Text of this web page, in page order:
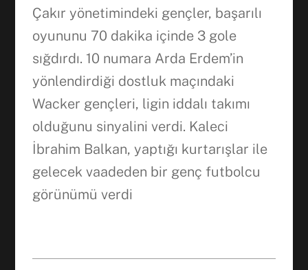
Çakır yönetimindeki gençler, başarılı
oyununu 70 dakika içinde 3 gole
sığdırdı. 10 numara Arda Erdem’in
yönlendirdiği dostluk maçındaki
Wacker gençleri, ligin iddalı takımı
olduğunu sinyalini verdi. Kaleci
İbrahim Balkan, yaptığı kurtarışlar ile
gelecek vaadeden bir genç futbolcu
görünümü verdi
WhatsApp